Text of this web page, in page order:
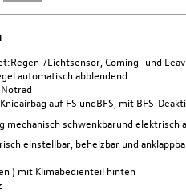
Lichtsensor, Coming- und
automatisch abblendend
auf FS undBFS, mit BFS-
mechanisch schwenkbarund elektrisch
einstellbar, beheizbar und
) mit Klimabedienteil hinten